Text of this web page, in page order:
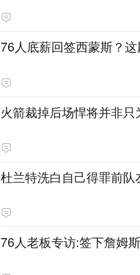
76人底薪回签西蒙斯？
火箭裁掉后场悍将并非
杜兰特洗白自己得罪前
76人老板专访:签下詹姆